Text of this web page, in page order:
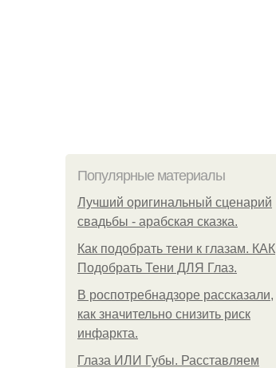
Популярные материалы
Лучший оригинальный сценарий
свадьбы - арабская сказка.
Как подобрать тени к глазам. КАК
Подобрать Тени ДЛЯ Глаз.
В роспотребнадзоре рассказали,
как значительно снизить риск
инфаркта.
Глаза ИЛИ Губы. Расставляем